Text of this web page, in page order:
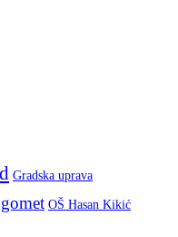
Gradska uprava
OŠ Hasan Kikić